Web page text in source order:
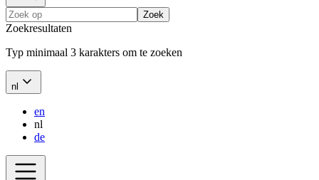
Zoek
Zoekresultaten
Typ minimaal 3 karakters om te zoeken
nl
en
nl
de